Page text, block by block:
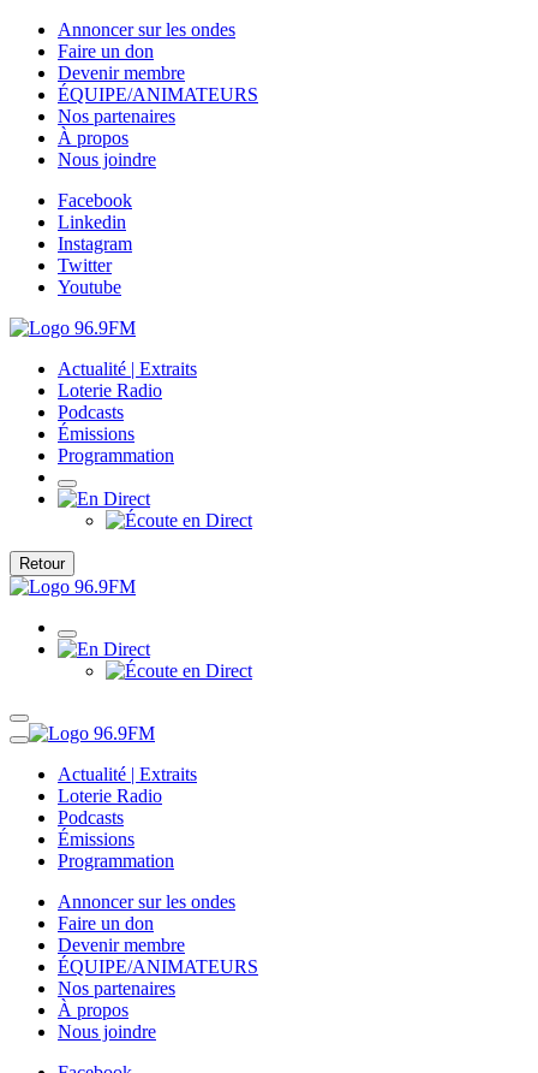
Annoncer sur les ondes
Faire un don
Devenir membre
ÉQUIPE/ANIMATEURS
Nos partenaires
À propos
Nous joindre
Facebook
Linkedin
Instagram
Twitter
Youtube
Actualité | Extraits
Loterie Radio
Podcasts
Émissions
Programmation
Retour
Actualité | Extraits
Loterie Radio
Podcasts
Émissions
Programmation
Annoncer sur les ondes
Faire un don
Devenir membre
ÉQUIPE/ANIMATEURS
Nos partenaires
À propos
Nous joindre